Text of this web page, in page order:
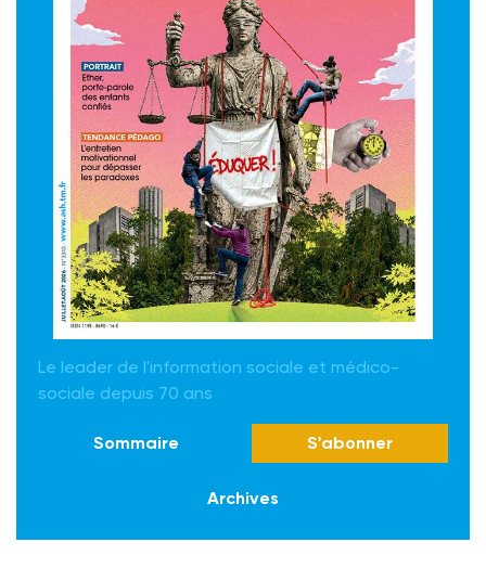
Le leader de l'information sociale et médico-
sociale depuis 70 ans
Sommaire S'abonner
Archives